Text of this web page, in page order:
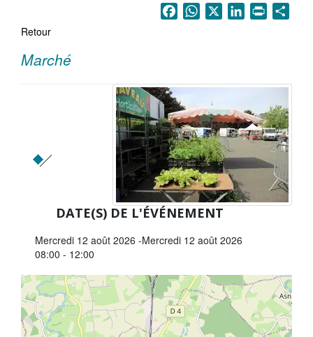
La Sarthe en vidéos
L'Abbaye Royale de l'Épau
Voix au Chapitre
Les expositions virtuelles
La Sarthe sur les réseaux
La newsletter du Département de la
LE CONSEIL DÉPARTEMENTAL
Les 21 cantons de la Sarthe
Les commissions
Les services
FacebookWhatsApp
X LinkedIn
Print
Retour
Marché
DATE(S) DE L'ÉVÉNEMENT
Mercredi 12 août 2026 Mercredi 12 août 2026
08:00 - 12:00
+
−